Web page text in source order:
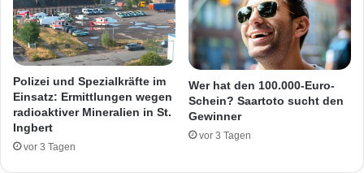
d
e
e
n
S
t
r
a
ß
e
–
Polizei und Spezialkräfte im
Einsatz: Ermittlungen wegen
radioaktiver Mineralien in St.
Ingbert
vor 3 Tagen
Wer hat den 100.000-Euro-
Schein? Saartoto sucht den
Gewinner
vor 3 Tagen